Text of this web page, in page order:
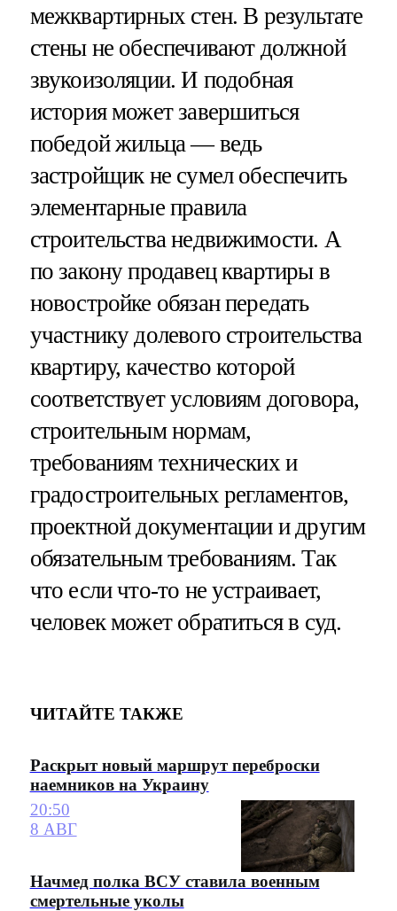
межквартирных стен. В результате
стены не обеспечивают должной
звукоизоляции. И подобная
история может завершиться
победой жильца — ведь
застройщик не сумел обеспечить
элементарные правила
строительства недвижимости. А
по закону продавец квартиры в
новостройке обязан передать
участнику долевого строительства
квартиру, качество которой
соответствует условиям договора,
строительным нормам,
требованиям технических и
градостроительных регламентов,
проектной документации и другим
обязательным требованиям. Так
что если что-то не устраивает,
человек может обратиться в суд.
ЧИТАЙТЕ ТАКЖЕ
Раскрыт новый маршрут переброски
наемников на Украину
20:50
8 АВГ
Начмед полка ВСУ ставила военным
смертельные уколы